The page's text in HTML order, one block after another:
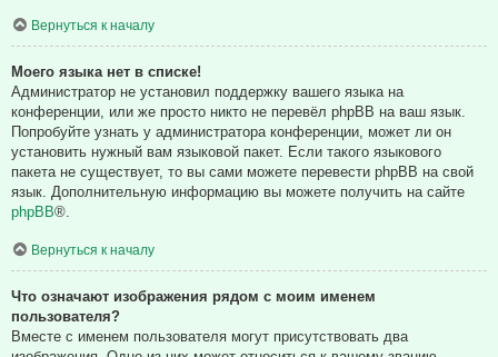
Вернуться к началу
Моего языка нет в списке!
Администратор не установил поддержку вашего языка на
конференции, или же просто никто не перевёл phpBB на ваш язык.
Попробуйте узнать у администратора конференции, может ли он
установить нужный вам языковой пакет. Если такого языкового
пакета не существует, то вы сами можете перевести phpBB на свой
язык. Дополнительную информацию вы можете получить на сайте
phpBB®.
Вернуться к началу
Что означают изображения рядом с моим именем
пользователя?
Вместе с именем пользователя могут присутствовать два